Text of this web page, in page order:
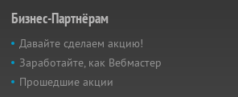
Бизнес-Партнёрам
Давайте сделаем акцию!
Заработайте, как Вебмастер
Прошедшие акции